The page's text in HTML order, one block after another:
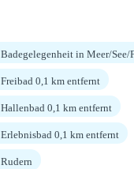
Badegelegenheit in Meer/See/
Freibad 0,1 km entfernt
Hallenbad 0,1 km entfernt
Erlebnisbad 0,1 km entfernt
Rudern